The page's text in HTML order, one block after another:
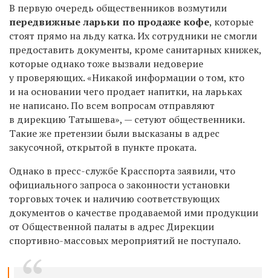
В первую очередь общественников возмутили
передвижные ларьки по продаже кофе, которые
стоят прямо на льду катка. Их сотрудники не смогли
предоставить документы, кроме санитарных книжек,
которые однако тоже вызвали недоверие
у проверяющих. «Никакой информации о том, кто
и на основании чего продает напитки, на ларьках
не написано. По всем вопросам отправляют
в дирекцию Татышева», — сетуют общественники.
Такие же претензии были высказаны в адрес
закусочной, открытой в пункте проката.
Однако в пресс-службе Красспорта заявили, что
официального запроса о законности установки
торговых точек и наличию соответствующих
документов о качестве продаваемой ими продукции
от Общественной палаты в адрес Дирекции
спортивно-массовых мероприятий не поступало.